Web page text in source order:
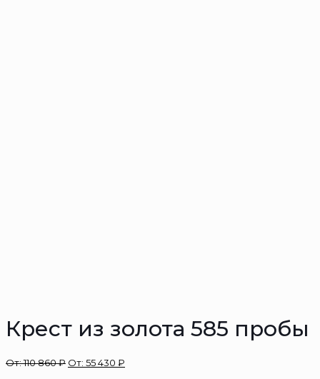
Крест из золота 585 пробы
От:110 860₽ От: 55 430 ₽